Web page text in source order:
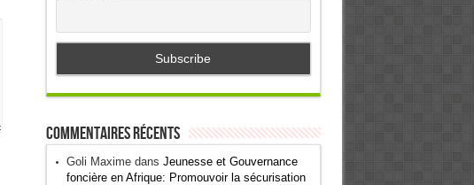
Commentaires récents
Goli Maximedans Jeunesse et Gouvernance
foncière en Afrique: Promouvoir la sécurisation